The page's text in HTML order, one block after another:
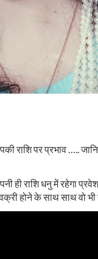
राशि पर प्रभाव …..
राशि धनु में रहेगा
होने के साथ साथ वो भी